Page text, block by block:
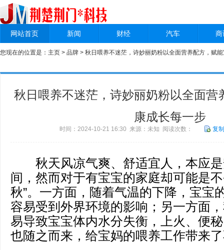
网站首页 新闻 财经 汽车
您现在的位置是： 主页 > 品牌 > 秋日喂养不迷茫，诗妙丽奶粉以全面营养配方，赋
秋日喂养不迷茫，诗妙丽奶粉以全面营
康成长每一步
时间：2024-10-21 16:30 来源：未知 阅读次数： 复
秋天风凉气爽、舒适宜人，本应是
间，然而对于有宝宝的家庭却可能是
秋”。一方面，随着气温的下降，宝宝
容易受到外界环境的影响；另一方面
易导致宝宝体内水分失衡，上火、便
也随之而来，给宝妈的喂养工作带来